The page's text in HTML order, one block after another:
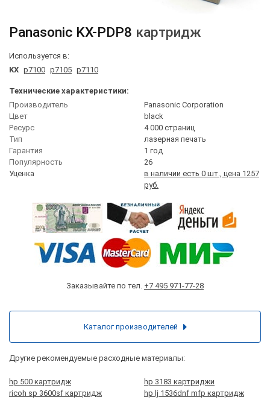
Panasonic KX-PDP8 картридж
Используется в:
KX p7100 p7105 p7110
Технические характеристики:
Производитель
Panasonic Corporation
Цвет
black
Ресурс
4 000 страниц
Тип
лазерная печать
Гарантия
1 год
Популярность
26
Уценка
в наличии есть 0 шт., цена 1257
руб.
Заказывайте по тел. +7 495 971-77-28
Другие рекомендуемые расходные материалы:
hp 500 картридж
hp 3183 картриджи
ricoh sp 3600sf картридж
hp lj 1536dnf mfp картридж